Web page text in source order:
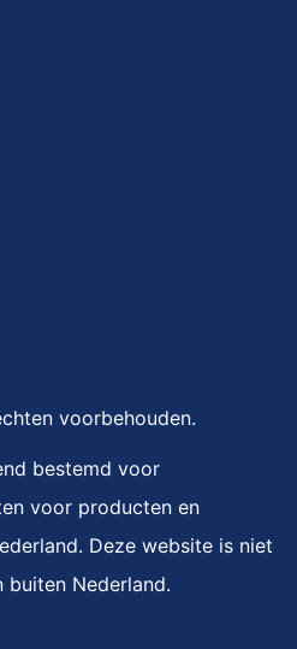
voorbehouden.
bestemd voor
voor producten en
Deze website is niet